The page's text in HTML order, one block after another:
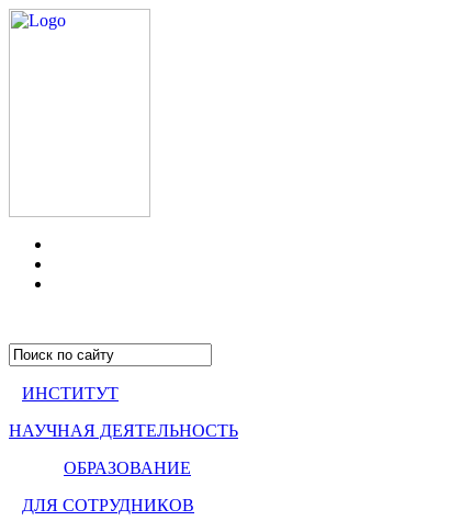
ИНСТИТУТ
НАУЧНАЯ ДЕЯТЕЛЬНОСТЬ
ОБРАЗОВАНИЕ
ДЛЯ СОТРУДНИКОВ